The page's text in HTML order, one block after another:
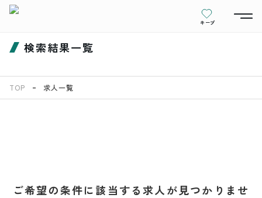
キープ
検索結果一覧
TOP 求人一覧
ご希望の条件に該当する求人が見つかりませ